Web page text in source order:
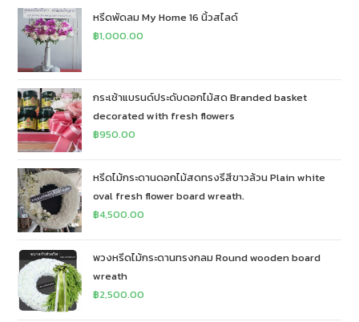
หรีดพัดลม My Home 16 นิ้วสไลด์
฿1,000.00
กระเช้าแบรนด์ประดับดอกไม้สด Branded basket
decorated with fresh flowers
฿950.00
หรีดไม้กระดานดอกไม้สดทรงรีสีขาวล้วน Plain white
oval fresh flower board wreath.
฿4,500.00
พวงหรีดไม้กระดานทรงกลม Round wooden board
wreath
฿2,500.00